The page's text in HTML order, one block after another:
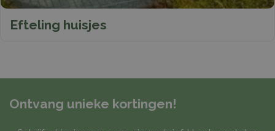
Efteling huisjes
Ontvang unieke kortingen!